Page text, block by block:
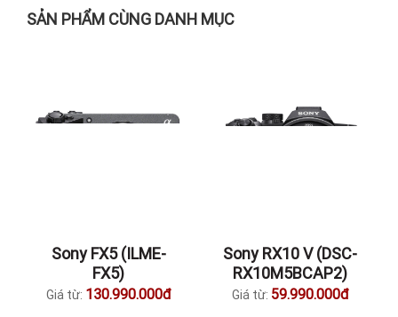
SẢN PHẨM CÙNG DANH MỤC
Sony FX5 (ILME-
FX5)
Giá từ: 130.990.000đ
Sony RX10 V (DSC-
RX10M5BCAP2)
Giá từ: 59.990.000đ